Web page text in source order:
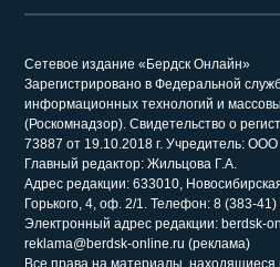
Сетевое издание «Бердск Онлайн»
Зарегистрировано в Федеральной
информационных технологий и
(Роскомнадзор). Свидетельство о
73887 от 19.10.2018 г. Учредитель:
Главный редактор: Жильцова Г.А.
Адрес редакции: 633010, Новосибирская
Горького, 4, оф. 2/1. Телефон: 8 (383-41)
Электронный адрес редакции: berdsk-
reklama@berdsk-online.ru (реклама)
Все права на материалы, находящиеся